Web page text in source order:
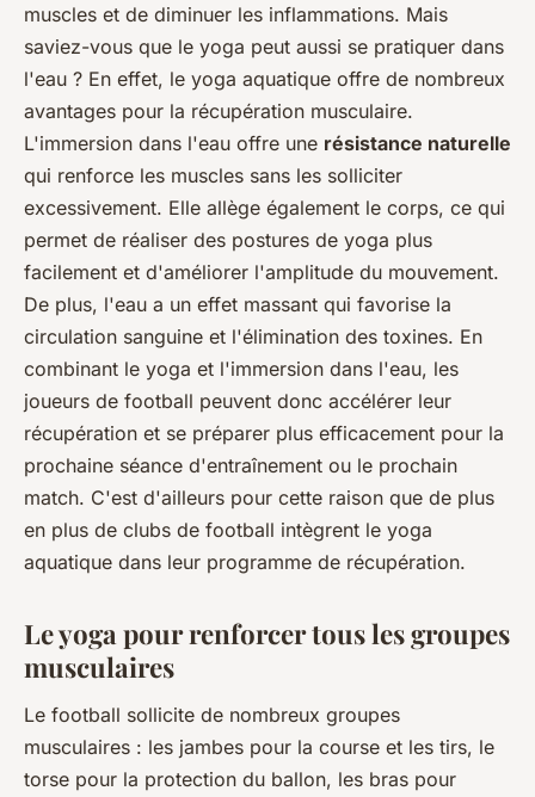
muscles et de diminuer les inflammations. Mais
saviez-vous que le yoga peut aussi se pratiquer dans
l'eau ? En effet, le yoga aquatique offre de nombreux
avantages pour la récupération musculaire.
L'immersion dans l'eau offre une résistance naturelle
qui renforce les muscles sans les solliciter
excessivement. Elle allège également le corps, ce qui
permet de réaliser des postures de yoga plus
facilement et d'améliorer l'amplitude du mouvement.
De plus, l'eau a un effet massant qui favorise la
circulation sanguine et l'élimination des toxines. En
combinant le yoga et l'immersion dans l'eau, les
joueurs de football peuvent donc accélérer leur
récupération et se préparer plus efficacement pour la
prochaine séance d'entraînement ou le prochain
match. C'est d'ailleurs pour cette raison que de plus
en plus de clubs de football intègrent le yoga
aquatique dans leur programme de récupération.
Le yoga pour renforcer tous les groupes
musculaires
Le football sollicite de nombreux groupes
musculaires : les jambes pour la course et les tirs, le
torse pour la protection du ballon, les bras pour